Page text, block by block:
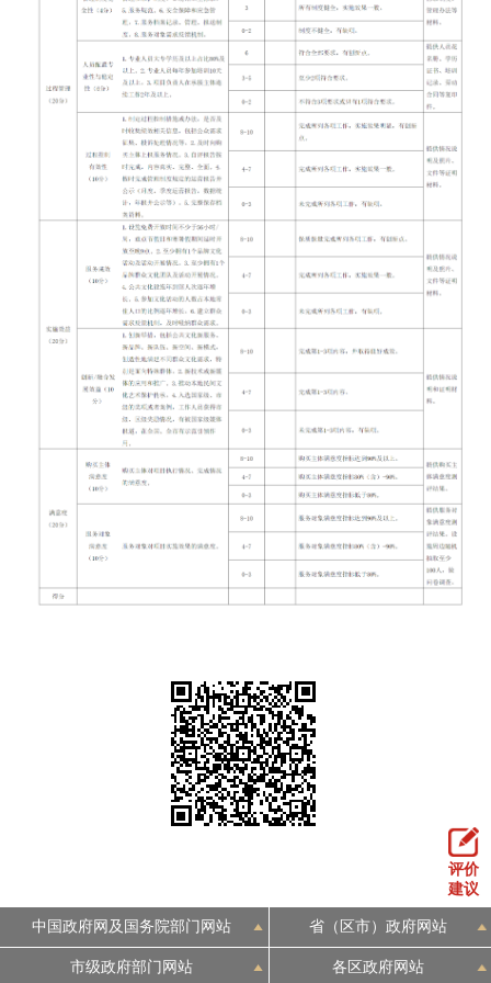
评价
建议
中国政府网及国务院部门网站 省（区市）政府网站
市级政府部门网站 各区政府网站